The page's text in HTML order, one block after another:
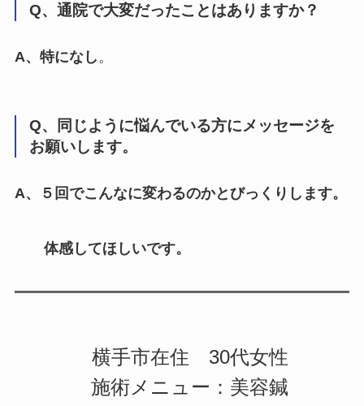
Q、通院で大変だったことはありますか？
A、特になし 。
Q、同じように悩んでいる方にメッセージを
お願いします。
A、５回でこんなに変わるのかとびっくりします。
体感してほしいです。
横手市在住 30代女性
施術メニュー：美容鍼